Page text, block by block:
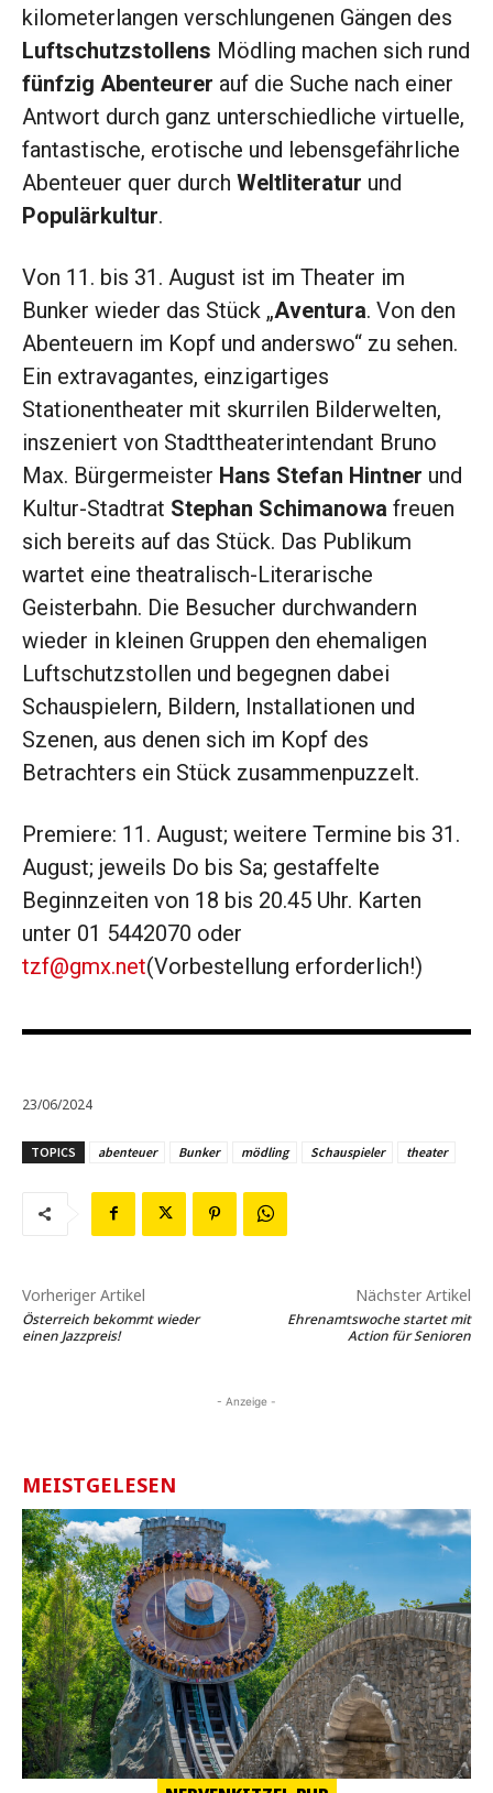
kilometerlangen verschlungenen Gängen des
Luftschutzstollens Mödling machen sich rund
fünfzig Abenteurer auf die Suche nach einer
Antwort durch ganz unterschiedliche virtuelle,
fantastische, erotische und lebensgefährliche
Abenteuer quer durch Weltliteratur und
Populärkultur.
Von 11. bis 31. August ist im Theater im
Bunker wieder das Stück „Aventura. Von den
Abenteuern im Kopf und anderswo“ zu sehen.
Ein extravagantes, einzigartiges
Stationentheater mit skurrilen Bilderwelten,
inszeniert von Stadttheaterintendant Bruno
Max. Bürgermeister Hans Stefan Hintner und
Kultur-Stadtrat Stephan Schimanowa freuen
sich bereits auf das Stück. Das Publikum
wartet eine theatralisch-Literarische
Geisterbahn. Die Besucher durchwandern
wieder in kleinen Gruppen den ehemaligen
Luftschutzstollen und begegnen dabei
Schauspielern, Bildern, Installationen und
Szenen, aus denen sich im Kopf des
Betrachters ein Stück zusammenpuzzelt.
Premiere: 11. August; weitere Termine bis 31.
August; jeweils Do bis Sa; gestaffelte
Beginnzeiten von 18 bis 20.45 Uhr. Karten
unter 01 5442070 oder
tzf@gmx.net(Vorbestellung erforderlich!)
23/06/2024
TOPICS abenteuer Bunker mödling Schauspieler theater
Vorheriger Artikel
Österreich bekommt wieder
einen Jazzpreis!
Nächster Artikel
Ehrenamtswoche startet mit
Action für Senioren
- Anzeige -
MEISTGELESEN